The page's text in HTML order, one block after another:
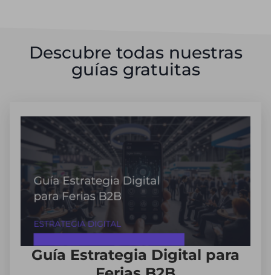
Descubre todas nuestras
guías gratuitas
Guía Estrategia Digital para